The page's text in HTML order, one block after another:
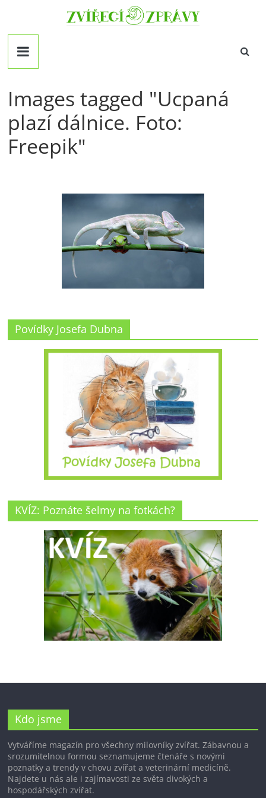
obsahZvirecizpravy.cz
pro
všechny
zvířat
Images tagged "Ucpaná
plazí dálnice. Foto:
Freepik"
Povídky Josefa Dubna
KVÍZ: Poznáte šelmy na fotkách?
Kdo jsme
Vytváříme magazín pro všechny milovníky zvířat. Zábavnou a
srozumitelnou formou seznamujeme čtenáře s novými
poznatky a trendy v chovu zvířat a veterinární medicíně.
Najdete u nás ale i zajímavosti ze světa divokých a
hospodářských zvířat.